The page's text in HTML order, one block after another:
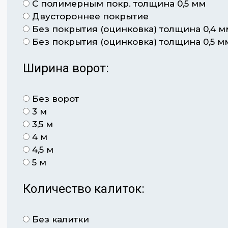
С полимерным покр. толщина 0,5 мм
Двустороннее покрытие
Без покрытия (оцинковка) толщина 0,4
Без покрытия (оцинковка) толщина 0,5
Ширина ворот:
Без ворот
3 м
3,5 м
4 м
4,5 м
5 м
Количество калиток:
Без калитки